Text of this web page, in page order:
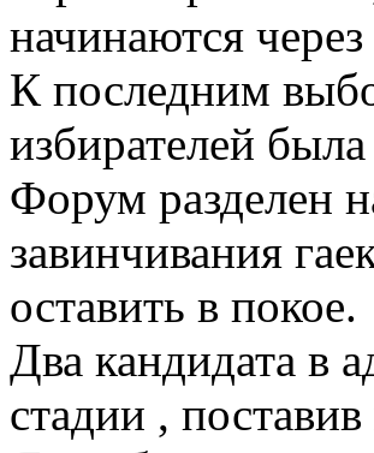
начинаются
К последним
избирателей
Форум разделен
завинчивания
оставить в покое.
Два кандидата в
стадии ,